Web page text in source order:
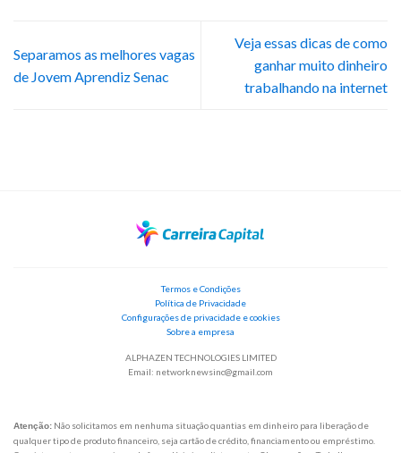
Separamos as melhores vagas
de Jovem Aprendiz Senac
Veja essas dicas de como
ganhar muito dinheiro
trabalhando na internet
Termos e Condições
Política de Privacidade
Configurações de privacidade e cookies
Sobre a empresa
ALPHAZEN TECHNOLOGIES LIMITED
Email: networknewsinc@gmail.com
Atenção: Não solicitamos em nenhuma situação quantias em dinheiro para liberação de
qualquer tipo de produto financeiro, seja cartão de crédito, financiamento ou empréstimo.